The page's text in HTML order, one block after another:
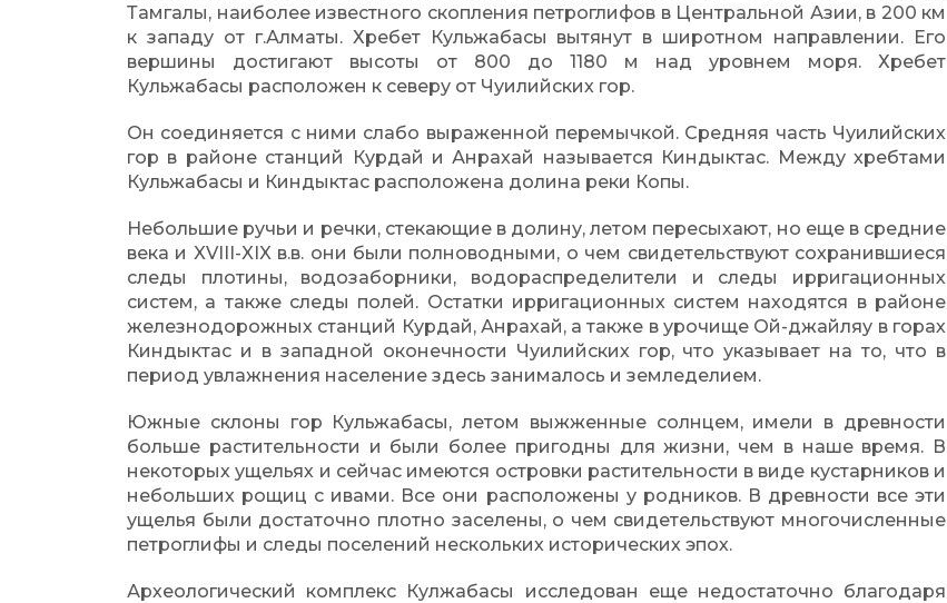
Тамгалы, наиболее известного скопления петроглифов в Центральной Азии, в 200 км
к западу от г.Алматы. Хребет Кульжабасы вытянут в широтном направлении. Его
вершины достигают высоты от 800 до 1180 м над уровнем моря. Хребет
Кульжабасы расположен к северу от Чуилийских гор.
Он соединяется с ними слабо выраженной перемычкой. Средняя часть Чуилийских
гор в районе станций Курдай и Анрахай называется Киндыктас. Между хребтами
Кульжабасы и Киндыктас расположена долина реки Копы.
Небольшие ручьи и речки, стекающие в долину, летом пересыхают, но еще в средние
века и XVIII-XIX в.в. они были полноводными, о чем свидетельствуют сохранившиеся
следы плотины, водозаборники, водораспределители и следы ирригационных
систем, а также следы полей. Остатки ирригационных систем находятся в районе
железнодорожных станций Курдай, Анрахай, а также в урочище Ой-джайляу в горах
Киндыктас и в западной оконечности Чуилийских гор, что указывает на то, что в
период увлажнения население здесь занималось и земледелием.
Южные склоны гор Кульжабасы, летом выжженные солнцем, имели в древности
больше растительности и были более пригодны для жизни, чем в наше время. В
некоторых ущельях и сейчас имеются островки растительности в виде кустарников и
небольших рощиц с ивами. Все они расположены у родников. В древности все эти
ущелья были достаточно плотно заселены, о чем свидетельствуют многочисленные
петроглифы и следы поселений нескольких исторических эпох.
Археологический комплекс Кулжабасы исследован еще недостаточно благодаря